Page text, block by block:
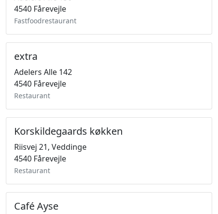
4540 Fårevejle
Fastfoodrestaurant
extra
Adelers Alle 142
4540 Fårevejle
Restaurant
Korskildegaards køkken
Riisvej 21, Veddinge
4540 Fårevejle
Restaurant
Café Ayse